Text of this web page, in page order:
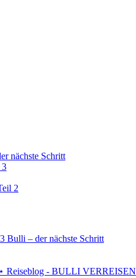
nächste Schritt
3
2
Bulli – der nächste Schritt
Reiseblog - BULLI VERREISEN